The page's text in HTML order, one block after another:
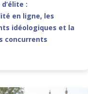
:
en ligne, les
idéologiques et la
concurrents